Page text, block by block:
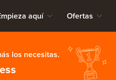
aquí Ofertas
los necesitas.